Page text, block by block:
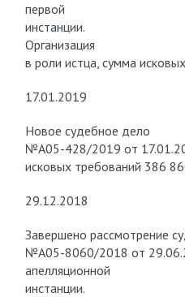
первой
инстанции.
Организация
в роли истца, сумма
17.01.2019
Новое судебное дело
№А05-428/2019 от
исковых требований 386
29.12.2018
Завершено рассмотрение
№А05-8060/2018 от
апелляционной
инстанции.